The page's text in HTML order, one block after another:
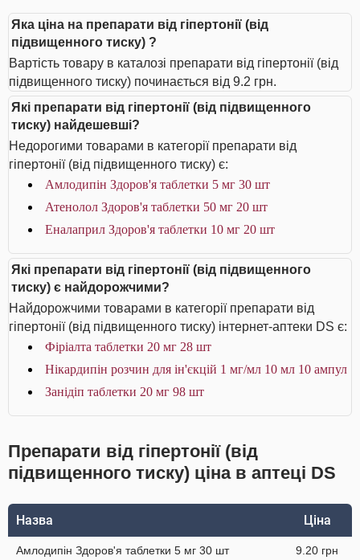
Яка ціна на препарати від гіпертонії (від
підвищенного тиску) ?
Вартість товару в каталозі препарати від гіпертонії (від
підвищенного тиску) починається від 9.2 грн.
Які препарати від гіпертонії (від підвищенного
тиску) найдешевші?
Недорогими товарами в категорії препарати від
гіпертонії (від підвищенного тиску) є:
Амлодипін Здоров'я таблетки 5 мг 30 шт
Атенолол Здоров'я таблетки 50 мг 20 шт
Еналаприл Здоров'я таблетки 10 мг 20 шт
Які препарати від гіпертонії (від підвищенного
тиску) є найдорожчими?
Найдорожчими товарами в категорії препарати від
гіпертонії (від підвищенного тиску) інтернет-аптеки DS є:
Фіріалта таблетки 20 мг 28 шт
Нікардипін розчин для ін'єкцій 1 мг/мл 10 мл 10 ампул
Занідіп таблетки 20 мг 98 шт
Препарати від гіпертонії (від
підвищенного тиску) ціна в аптеці DS
Назва Ціна
Амлодипін Здоров'я таблетки 5 мг 30 шт 9.20 грн